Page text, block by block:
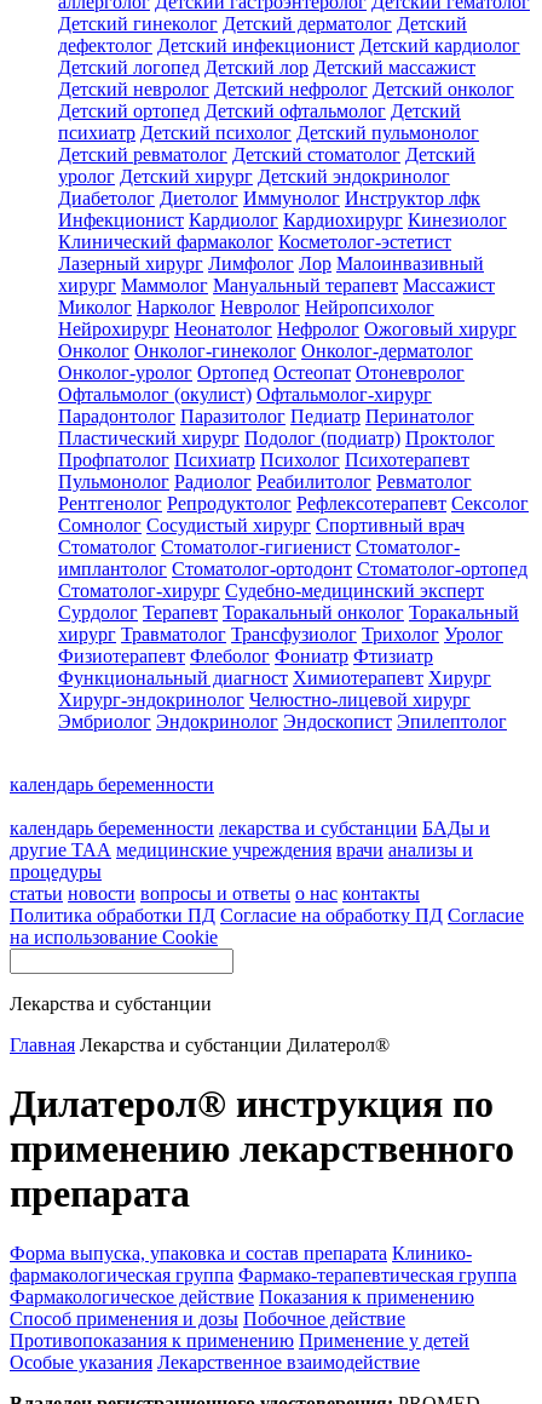
Детский гинеколог Детский дерматолог Детский
дефектолог Детский инфекционист Детский кардиолог
Детский логопед Детский лор Детский массажист
Детский невролог Детский нефролог Детский онколог
Детский ортопед Детский офтальмолог Детский
психиатр Детский психолог Детский пульмонолог
Детский ревматолог Детский стоматолог Детский
уролог Детский хирург Детский эндокринолог
Диабетолог Диетолог Иммунолог Инструктор лфк
Инфекционист Кардиолог Кардиохирург Кинезиолог
Клинический фармаколог Косметолог-эстетист
Лазерный хирург Лимфолог Лор Малоинвазивный
хирург Маммолог Мануальный терапевт Массажист
Миколог Нарколог Невролог Нейропсихолог
Нейрохирург Неонатолог Нефролог Ожоговый хирург
Онколог Онколог-гинеколог Онколог-дерматолог
Онколог-уролог Ортопед Остеопат Отоневролог
Офтальмолог (окулист) Офтальмолог-хирург
Парадонтолог Паразитолог Педиатр Перинатолог
Пластический хирург Подолог (подиатр) Проктолог
Профпатолог Психиатр Психолог Психотерапевт
Пульмонолог Радиолог Реабилитолог Ревматолог
Рентгенолог Репродуктолог Рефлексотерапевт Сексолог
Сомнолог Сосудистый хирург Спортивный врач
Стоматолог Стоматолог-гигиенист Стоматолог-
имплантолог Стоматолог-ортодонт Стоматолог-ортопед
Стоматолог-хирург Судебно-медицинский эксперт
Сурдолог Терапевт Торакальный онколог Торакальный
хирург Травматолог Трансфузиолог Трихолог Уролог
Физиотерапевт Флеболог Фониатр Фтизиатр
Функциональный диагност Химиотерапевт Хирург
Хирург-эндокринолог Челюстно-лицевой хирург
Эмбриолог Эндокринолог Эндоскопист Эпилептолог
календарь беременности
календарь беременности лекарства и субстанции БАДы и
другие ТАА медицинские учреждения врачи анализы и
процедуры
статьи новости вопросы и ответы о нас контакты
Политика обработки ПД Согласие на обработку ПД Согласие
на использование Cookie
Лекарства и субстанции
Главная Лекарства и субстанции Дилатерол®
Дилатерол® инструкция по
применению лекарственного
препарата
Форма выпуска, упаковка и состав препарата Клинико-
фармакологическая группа Фармако-терапевтическая группа
Фармакологическое действие Показания к применению
Способ применения и дозы Побочное действие
Противопоказания к применению Применение у детей
Особые указания Лекарственное взаимодействие